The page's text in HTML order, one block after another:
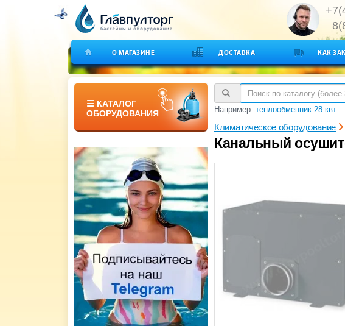
О МАГАЗИНЕ ДОСТАВКА КАК
☰ КАТАЛОГ
ОБОРУДОВАНИЯ
Например: теплообменник 28 квт
Климатическое оборудование
Канальный